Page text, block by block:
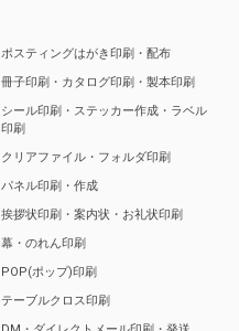
ポスティングはがき印刷・配布
冊子印刷・カタログ印刷・製本印刷
シール印刷・ステッカー作成・ラベル
印刷
クリアファイル・フォルダ印刷
パネル印刷・作成
挨拶状印刷・案内状・お礼状印刷
幕・のれん印刷
POP(ポップ)印刷
テーブルクロス印刷